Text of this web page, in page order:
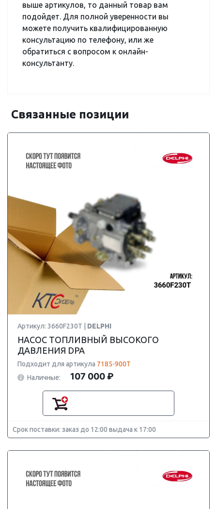
выше артикулов, то данный товар вам
подойдет. Для полной уверенности вы
можете получить квалифицированную
консультацию по телефону, или же
обратиться с вопросом к онлайн-
консультанту.
Связанные позиции
Артикул: 3660F230T | DELPHI
НАСОС ТОПЛИВНЫЙ ВЫСОКОГО
ДАВЛЕНИЯ DPA
Подходит для артикула 7185-900T
Наличные:
107 000 ₽
Срок поставки: заказ до 12:00 выдача к 17:00